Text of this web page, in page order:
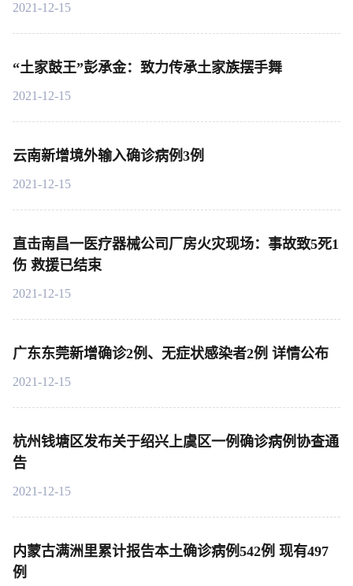
2021-12-15
“土家鼓王”彭承金：致力传承土家族摆手舞
2021-12-15
云南新增境外输入确诊病例3例
2021-12-15
直击南昌一医疗器械公司厂房火灾现场：事故致5死1
伤 救援已结束
2021-12-15
广东东莞新增确诊2例、无症状感染者2例 详情公布
2021-12-15
杭州钱塘区发布关于绍兴上虞区一例确诊病例协查通
告
2021-12-15
内蒙古满洲里累计报告本土确诊病例542例 现有497
例